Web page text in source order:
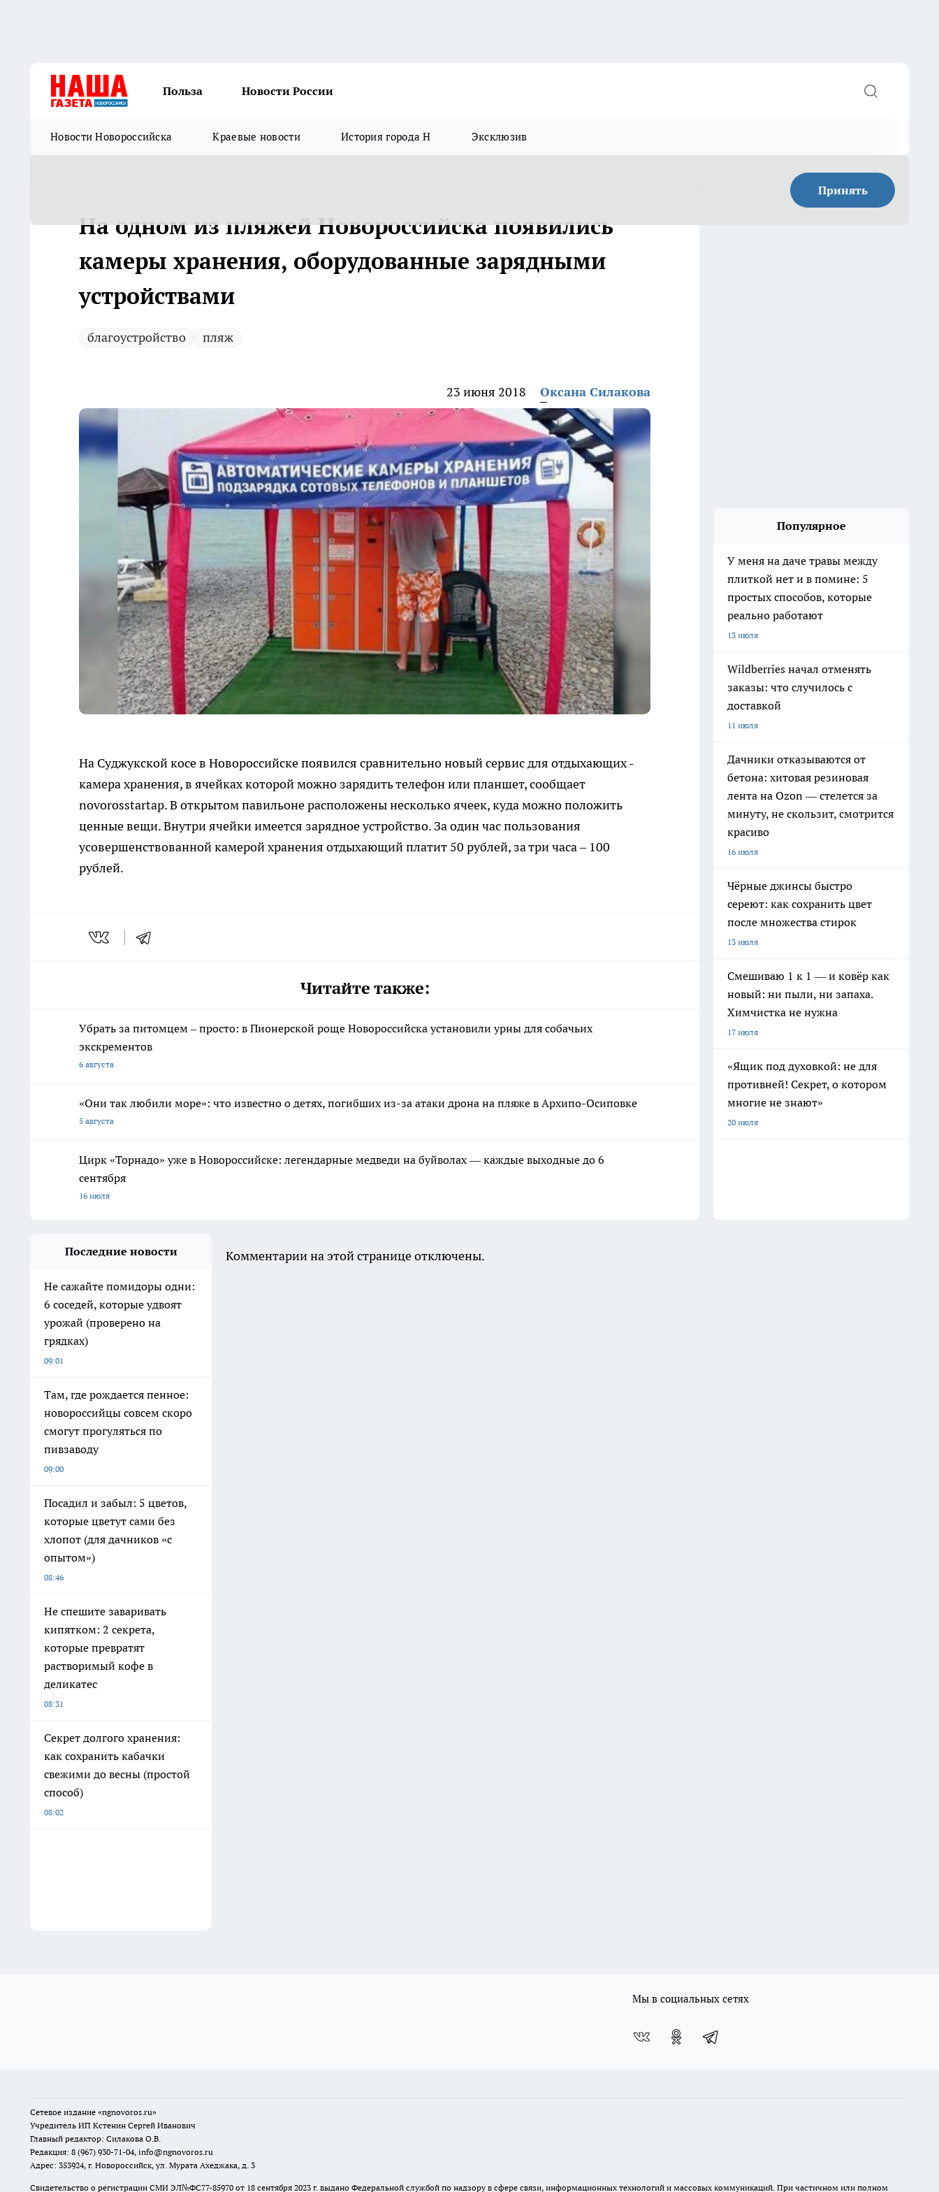
Польза Новости России
Новости Новороссийска Краевые новости История города Н Эксклюзив
Принять
На одном из пляжей Новороссийска появились
камеры хранения, оборудованные зарядными
устройствами
благоустройство пляж
23 июня 2018 Оксана Силакова
На Суджукской косе в Новороссийске появился сравнительно новый сервис для отдыхающих -
камера хранения, в ячейках которой можно зарядить телефон или планшет, сообщает
novorosstartap. В открытом павильоне расположены несколько ячеек, куда можно положить
ценные вещи. Внутри ячейки имеется зарядное устройство. За один час пользования
усовершенствованной камерой хранения отдыхающий платит 50 рублей, за три часа – 100
рублей.
Читайте также:
Убрать за питомцем – просто: в Пионерской роще Новороссийска установили урны для собачьих
экскрементов
6 августа
«Они так любили море»: что известно о детях, погибших из-за атаки дрона на пляже в Архипо-Осиповке
5 августа
Цирк «Торнадо» уже в Новороссийске: легендарные медведи на буйволах — каждые выходные до 6
сентября
16 июля
Популярное
У меня на даче травы между
плиткой нет и в помине: 5
простых способов, которые
реально работают
13 июля
Wildberries начал отменять
заказы: что случилось с
доставкой
11 июля
Дачники отказываются от
бетона: хитовая резиновая
лента на Ozon — стелется за
минуту, не скользит, смотрится
красиво
16 июля
Чёрные джинсы быстро
сереют: как сохранить цвет
после множества стирок
13 июля
Смешиваю 1 к 1 — и ковёр как
новый: ни пыли, ни запаха.
Химчистка не нужна
17 июля
«Ящик под духовкой: не для
противней! Секрет, о котором
многие не знают»
20 июля
Последние новости
Не сажайте помидоры одни:
6 соседей, которые удвоят
урожай (проверено на
грядках)
09:01
Там, где рождается пенное:
новороссийцы совсем скоро
смогут прогуляться по
пивзаводу
09:00
Посадил и забыл: 5 цветов,
которые цветут сами без
хлопот (для дачников «с
опытом»)
08:46
Не спешите заваривать
кипятком: 2 секрета,
которые превратят
растворимый кофе в
деликатес
08:31
Секрет долгого хранения:
как сохранить кабачки
свежими до весны (простой
способ)
08:02
Комментарии на этой странице отключены.
Мы в социальных сетях
Сетевое издание «ngnovoros.ru»
Учредитель ИП Кстенин Сергей Иванович
Главный редактор: Силакова О.В.
Редакция: 8 (967) 930-71-04, info@ngnovoros.ru
Адрес: 353924, г. Новороссийск, ул. Мурата Ахеджака, д. 3
Свидетельство о регистрации СМИ ЭЛ№ФС77-85970 от 18 сентября 2023 г. выдано Федеральной службой по надзору в сфере связи, информационных технологий и массовых коммуникаций. При частичном или полном